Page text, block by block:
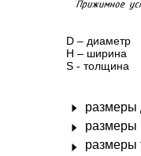
D – диаметр
H – ширина
S - толщина
размеры
размеры
размеры